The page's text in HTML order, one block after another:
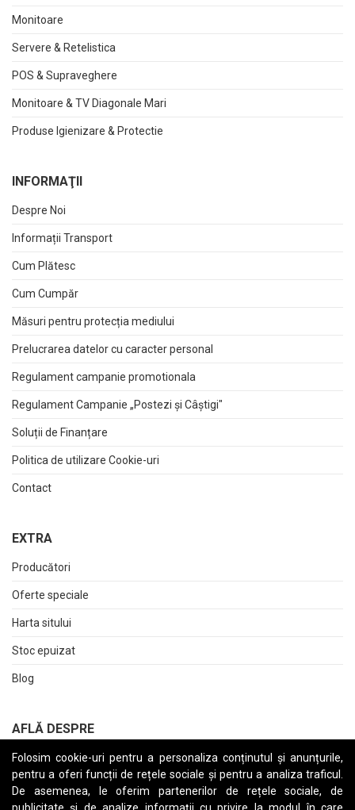
Folosim cookie-uri pentru a personaliza conținutul și anunțurile,
pentru a oferi funcții de rețele sociale și pentru a analiza traficul.
De asemenea, le oferim partenerilor de rețele sociale, de
publicitate și de analize informații cu privire la modul în care
Monitoare
Servere & Retelistica
POS & Supraveghere
Monitoare & TV Diagonale Mari
Produse Igienizare & Protectie
INFORMAŢII
Despre Noi
Informații Transport
Cum Plătesc
Cum Cumpăr
Măsuri pentru protecția mediului
Prelucrarea datelor cu caracter personal
Regulament campanie promotionala
Regulament Campanie „Postezi și Câștigi"
Soluții de Finanțare
Politica de utilizare Cookie-uri
Contact
EXTRA
Producători
Oferte speciale
Harta sitului
Stoc epuizat
Blog
AFLĂ DESPRE
Returnări
Termeni și Condiții